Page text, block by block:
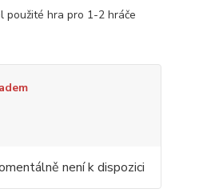
hra pro 1-2 hráče
není k dispozici